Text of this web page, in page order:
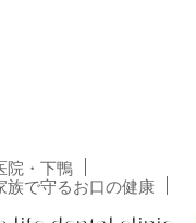
院・下鴨
族で守るお口の健康